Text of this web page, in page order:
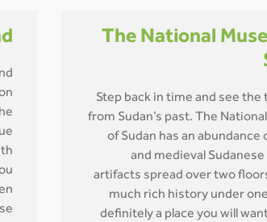
The National
Step back in time and see the
from Sudan’s past. The
of Sudan has an abundance
and medieval
artifacts spread over two
much rich history under
definitely a place you will